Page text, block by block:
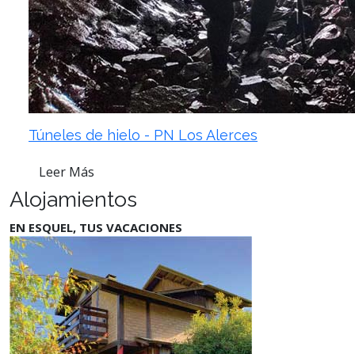
Túneles de hielo - PN Los Alerces
Leer Más
Alojamientos
EN ESQUEL, TUS VACACIONES